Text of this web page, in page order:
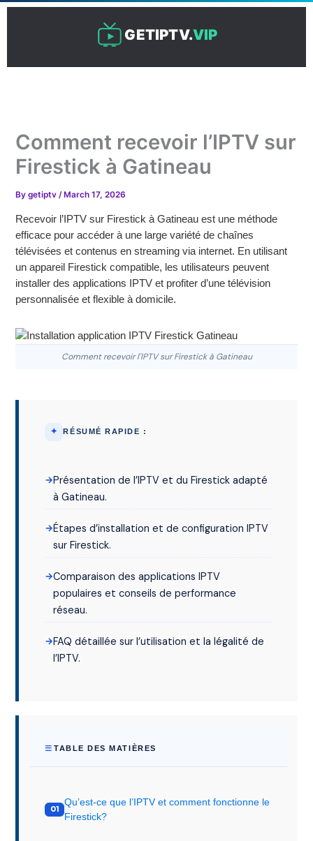
Skip
GETIPTV.VIP
Comment recevoir l’IPTV sur
Firestick à Gatineau
Bygetiptv/ March 17, 2026
Recevoir l’IPTV sur Firestick à Gatineau est une méthode
efficace pour accéder à une large variété de chaînes
télévisées et contenus en streaming via internet. En utilisant
un appareil Firestick compatible, les utilisateurs peuvent
installer des applications IPTV et profiter d’une télévision
personnalisée et flexible à domicile.
Comment recevoir l'IPTV sur Firestick à Gatineau
RÉSUMÉ RAPIDE :
Présentation de l’IPTV et du Firestick adapté
à Gatineau.
Étapes d’installation et de configuration IPTV
sur Firestick.
Comparaison des applications IPTV
populaires et conseils de performance
réseau.
FAQ détaillée sur l’utilisation et la légalité de
l’IPTV.
TABLE DES MATIÈRES
Qu’est-ce que l’IPTV et comment fonctionne le
Firestick?